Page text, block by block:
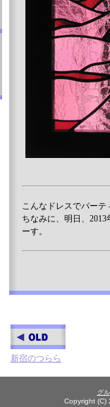
こんなドレスでパー
ちなみに、明日、
ーす。
新宿のつらら
グ
Copyright (C)